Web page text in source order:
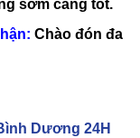
sớm càng tốt.
Chào đón đa
Dương 24H